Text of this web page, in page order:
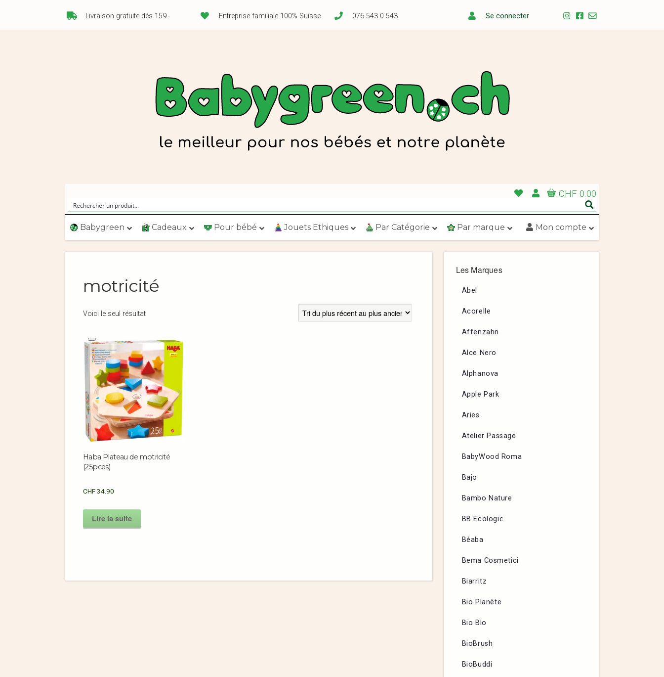
Livraison gratuite dès 159.- Entreprise familiale 100% Suisse 076 543 0 543 Se connecter
CHF 0.00
Babygreen Cadeaux Pour bébé Jouets Ethiques Par Catégorie Par marque Mon compte
motricité
Voici le seul résultat
Haba Plateau de motricité
(25pces)
CHF34.90
Lire la suite
Les Marques
Abel
Acorelle
Affenzahn
Alce Nero
Alphanova
Apple Park
Aries
Atelier Passage
BabyWood Roma
Bajo
Bambo Nature
BB Ecologic
Béaba
Bema Cosmetici
Biarritz
Bio Planète
Bio Blo
BioBrush
BioBuddi